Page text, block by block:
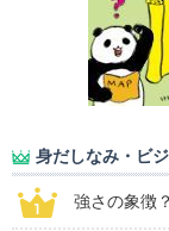
身だしなみ・ビ
強さの象徴